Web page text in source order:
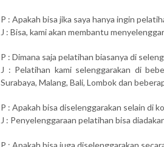
P : Apakah bisa jika saya hanya ingin
J : Bisa, kami akan membantu
P : Dimana saja pelatihan biasanya di
J : Pelatihan kami selenggarakan di
Surabaya, Malang, Bali, Lombok dan
P : Apakah bisa diselenggarakan selain di
J : Penyelenggaraan pelatihan bisa
P : Apakah bisa juga diselenggarakan